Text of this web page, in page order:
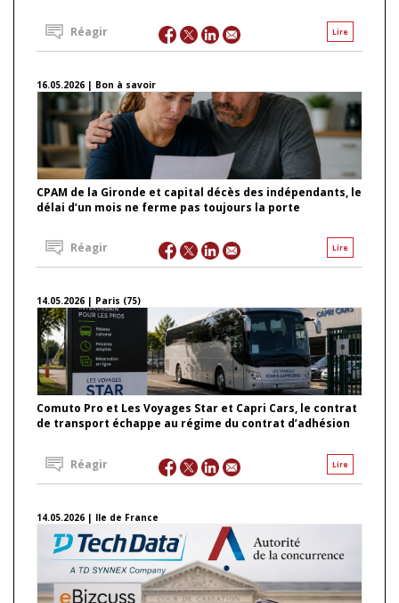
Lire
Réagir
16.05.2026 | Bon à savoir
CPAM de la Gironde et capital décès des indépendants, le
délai d’un mois ne ferme pas toujours la porte
Lire
Réagir
14.05.2026 | Paris (75)
Comuto Pro et Les Voyages Star et Capri Cars, le contrat
de transport échappe au régime du contrat d’adhésion
Lire
Réagir
14.05.2026 | Ile de France